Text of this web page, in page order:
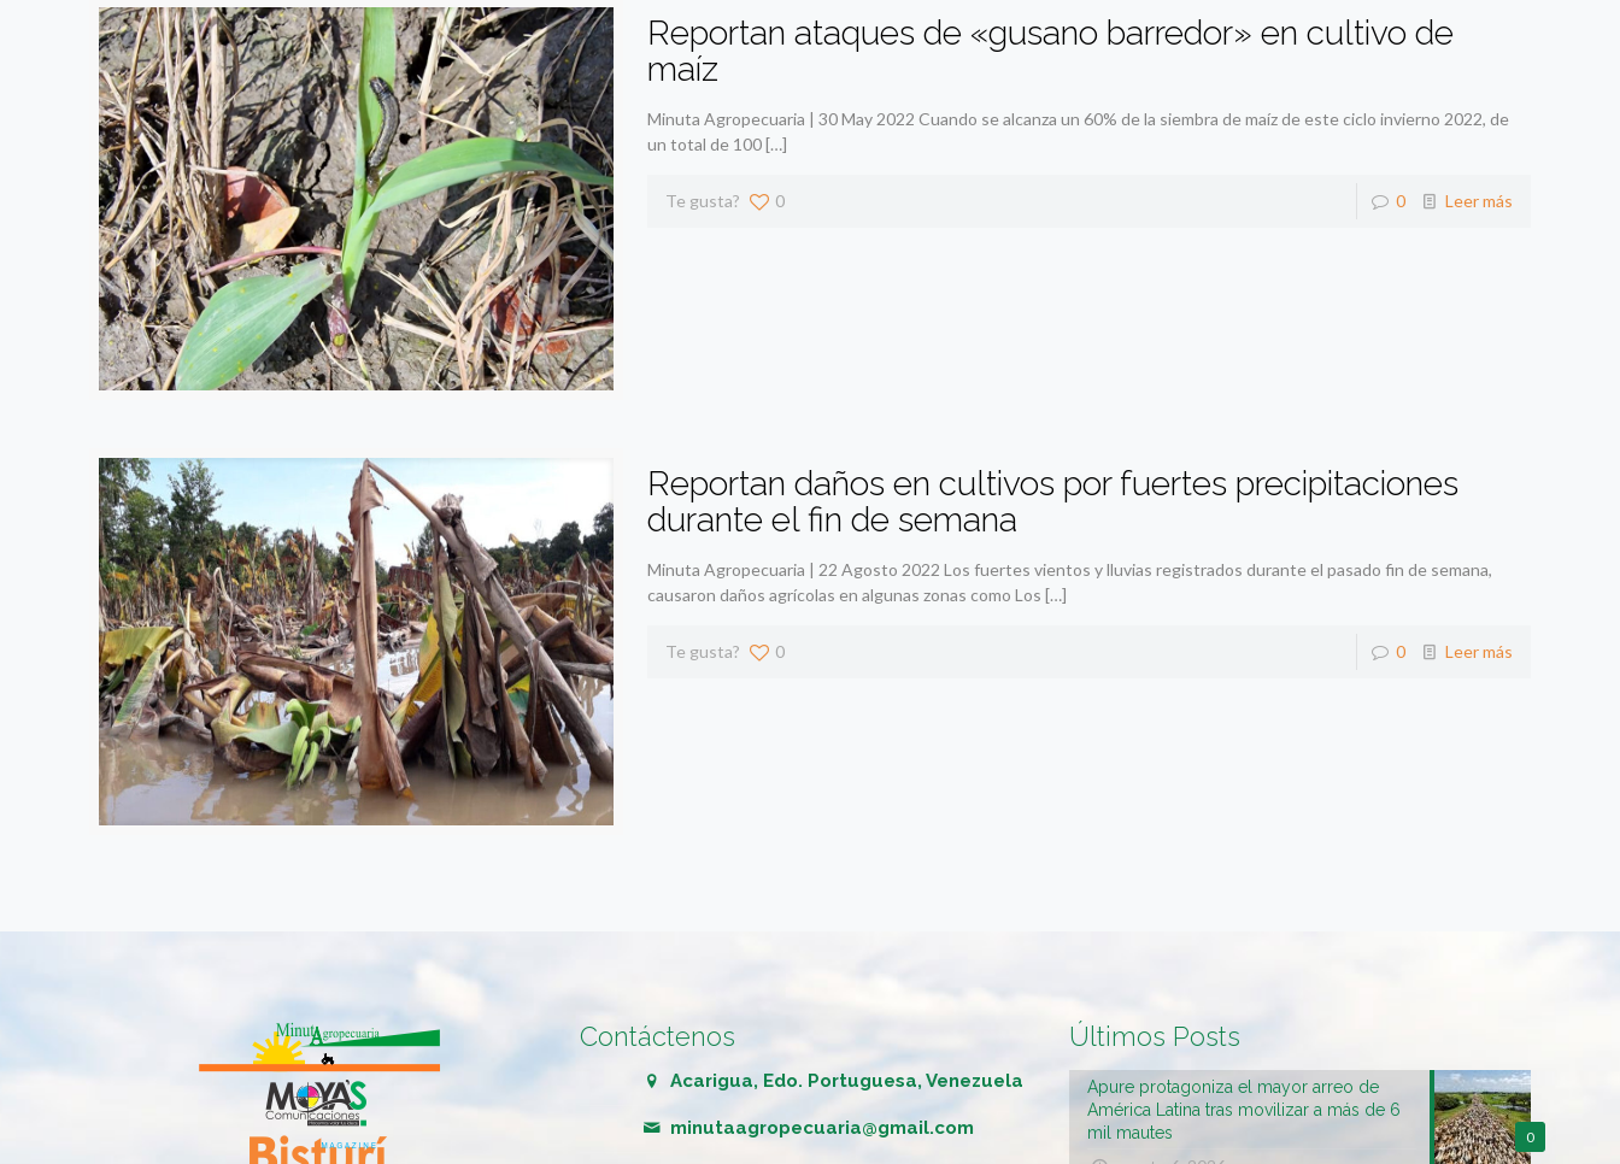
Reportan ataques de «gusano barredor» en cultivo de
maíz
Minuta Agropecuaria | 30 May 2022 Cuando se alcanza un 60% de la siembra de maíz de este ciclo invierno 2022, de
un total de 100[…]
Te gusta? 0 0 Leer más
Reportan daños en cultivos por fuertes precipitaciones
durante el fin de semana
Minuta Agropecuaria | 22 Agosto 2022 Los fuertes vientos y lluvias registrados durante el pasado fin de semana,
causaron daños agrícolas en algunas zonas como Los […]
Te gusta? 0 0 Leer más
Contáctenos
Acarigua, Edo. Portuguesa, Venezuela
minutaagropecuaria@gmail.com
Últimos Posts
0
Apure protagoniza el mayor arreo de
América Latina tras movilizar a más de 6
mil mautes